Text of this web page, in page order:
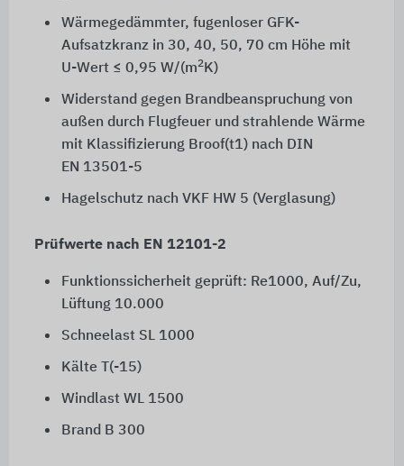
Wärmegedämmter, fugenloser GFK-
Aufsatzkranz in 30, 40, 50, 70 cm Höhe mit
U-Wert ≤ 0,95 W/(m2K)
Widerstand gegen Brandbeanspruchung von
außen durch Flugfeuer und strahlende Wärme
mit Klassifizierung Broof(t1)nach DIN
EN 13501-5
Hagelschutz nach VKF HW 5 (Verglasung)
Prüfwerte nach EN 12101-2
Funktionssicherheit geprüft: Re1000, Auf/Zu,
Lüftung 10.000
Schneelast SL 1000
Kälte T(-15)
Windlast WL 1500
Brand B 300